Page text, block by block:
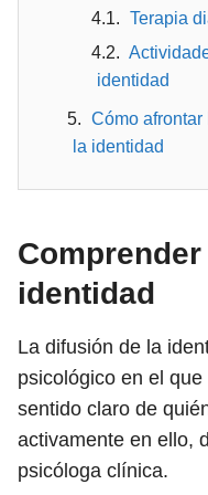
Terapia
identidad
Cómo
la identidad
identidad
La difusión de la
psicológico en el
sentido claro de
activamente en ello,
psicóloga clínica.